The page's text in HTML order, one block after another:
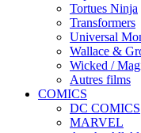
Tortues Ninja
Transformers
Universal
Wallace &
Wicked /
Autres films
COMICS
DC COMICS
MARVEL